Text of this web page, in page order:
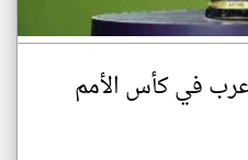
عرب في كأس الأمم